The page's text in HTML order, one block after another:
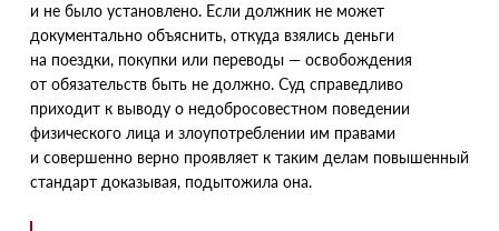
и не было установлено. Если должник не может
документально объяснить, откуда взялись деньги
на поездки, покупки или переводы — освобождения
от обязательств быть не должно. Суд справедливо
приходит к выводу о недобросовестном поведении
физического лица и злоупотреблении им правами
и совершенно верно проявляет к таким делам повышенный
стандарт доказывая, подытожила она.